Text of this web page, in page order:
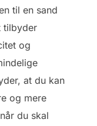
til en sand
tilbyder
og
at du kan
og mere
du skal